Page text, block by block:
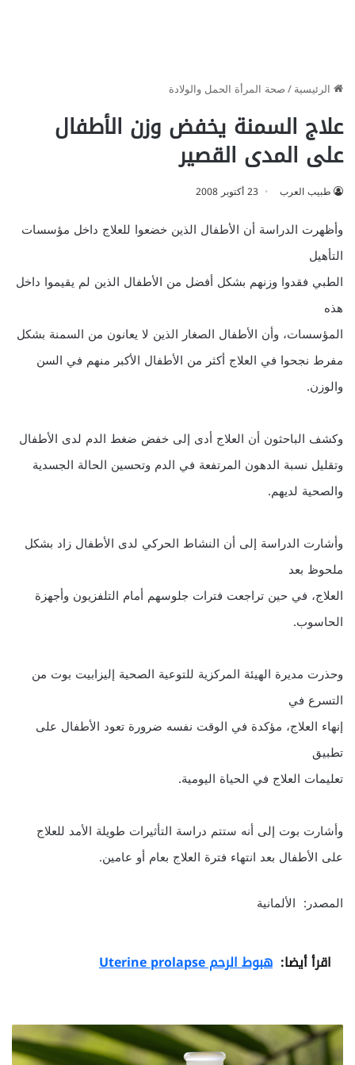
الرئيسية/صحة المرأة الحمل والولادة
علاج السمنة يخفض وزن الأطفال
على المدى القصير
طبيب العرب 23 أكتوبر 2008
وأظهرت الدراسة أن الأطفال الذين خضعوا للعلاج داخل مؤسسات
التأهيل
الطبي فقدوا وزنهم بشكل أفضل من الأطفال الذين لم يقيموا داخل
هذه
المؤسسات، وأن الأطفال الصغار الذين لا يعانون من السمنة بشكل
مفرط نجحوا في العلاج أكثر من الأطفال الأكبر منهم في السن
والوزن.
وكشف الباحثون أن العلاج أدى إلى خفض ضغط الدم لدى الأطفال
وتقليل نسبة الدهون المرتفعة في الدم وتحسين الحالة الجسدية
والصحية لديهم.
وأشارت الدراسة إلى أن النشاط الحركي لدى الأطفال زاد بشكل
ملحوظ بعد
العلاج، في حين تراجعت فترات جلوسهم أمام التلفزيون وأجهزة
الحاسوب.
وحذرت مديرة الهيئة المركزية للتوعية الصحية إليزابيت بوت من
التسرع في
إنهاء العلاج، مؤكدة في الوقت نفسه ضرورة تعود الأطفال على
تطبيق
تعليمات العلاج في الحياة اليومية.
وأشارت بوت إلى أنه ستتم دراسة التأثيرات طويلة الأمد للعلاج
على الأطفال بعد انتهاء فترة العلاج بعام أو عامين.
المصدر: الألمانية
اقرأ أيضا: هبوط الرحم Uterine prolapse
ز
ي